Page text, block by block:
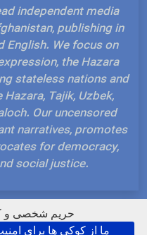
حریم شخصی و
ما از کوکی ها برای
independent media
publishing in
English. We focus on
the Hazara
stateless nations and
Tajik, Uzbek,
Our uncensored
narratives, promotes
for democracy,
social justice.
by IP Plans